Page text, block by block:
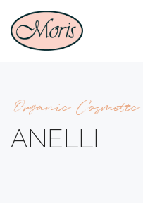
Organic Cosmetic
ANELLI